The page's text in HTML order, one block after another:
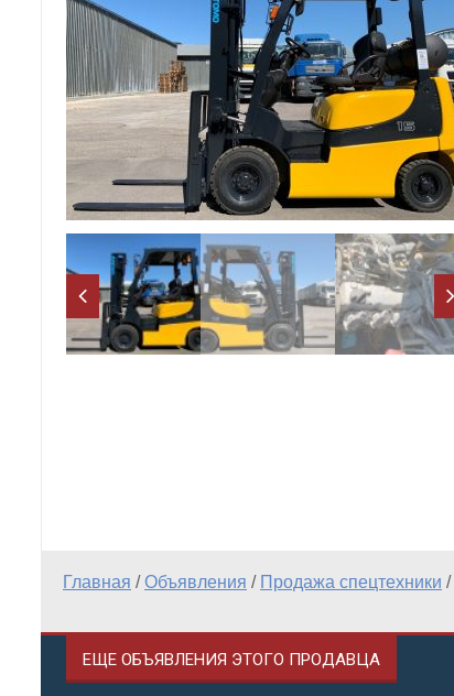
Главная /Объявления / Продажа спецтехники /
ЕЩЕ ОБЪЯВЛЕНИЯ ЭТОГО ПРОДАВЦА